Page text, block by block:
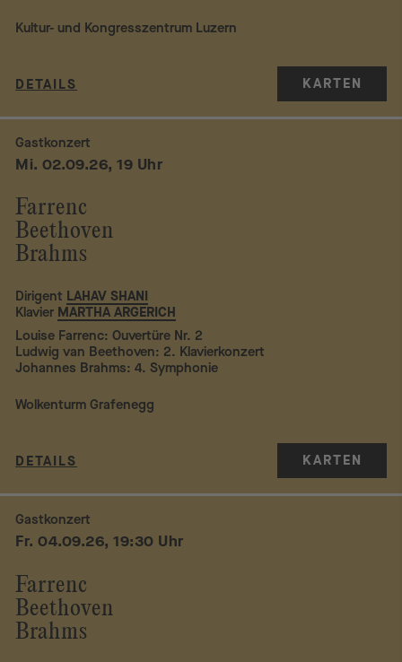
Kultur- und Kongresszentrum Luzern
DETAILS KARTEN
Farrenc
Beethoven
Brahms
Gastkonzert
Mi. 02.09.26, 19 Uhr
Dirigent LAHAV SHANI
Klavier MARTHA ARGERICH
Louise Farrenc: Ouvertüre Nr. 2
Ludwig van Beethoven: 2. Klavierkonzert
Johannes Brahms: 4. Symphonie
Wolkenturm Grafenegg
DETAILS KARTEN
Farrenc
Beethoven
Brahms
Gastkonzert
Fr. 04.09.26, 19:30 Uhr